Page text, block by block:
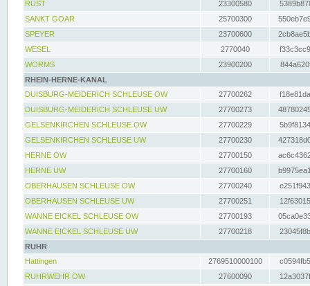
RUST
23300580
SANKT GOAR
25700300
SPEYER
23700600
WESEL
2770040
WORMS
23900200
RHEIN-HERNE-KANAL
DUISBURG-MEIDERICH SCHLEUSE OW
27700262
DUISBURG-MEIDERICH SCHLEUSE UW
27700273
GELSENKIRCHEN SCHLEUSE OW
27700229
GELSENKIRCHEN SCHLEUSE UW
27700230
HERNE OW
27700150
HERNE UW
27700160
OBERHAUSEN SCHLEUSE OW
27700240
OBERHAUSEN SCHLEUSE UW
27700251
WANNE EICKEL SCHLEUSE OW
27700193
WANNE EICKEL SCHLEUSE UW
27700218
RUHR
Hattingen
2769510000100
RUHRWEHR OW
27600090